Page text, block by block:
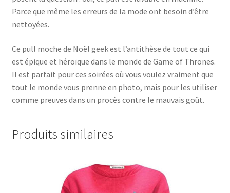
Parce que même les erreurs de la mode ont besoin d’être
nettoyées.
Ce pull moche de Noël geek est l’antithèse de tout ce qui
est épique et héroïque dans le monde de Game of Thrones.
Il est parfait pour ces soirées où vous voulez vraiment que
tout le monde vous prenne en photo, mais pour les utiliser
comme preuves dans un procès contre le mauvais goût.
Produits similaires